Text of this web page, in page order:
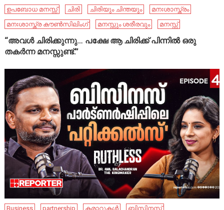
ഉപബോധ മനസ്സ്
ചിരി ചിരിയും ചിന്തയും
മനഃശാസ്ത്രം
മനഃശാസ്ത്ര കൗൺസിലിംഗ്
മനസ്സും ശരീരവും മനസ്സ്
“അവൾ ചിരിക്കുന്നു… പക്ഷേ ആ ചിരിക്ക് പിന്നിൽ ഒരു
തകർന്ന മനസ്സുണ്ട്.”
Business partnership കരാറുകൾ ബിസിനസ്സ്